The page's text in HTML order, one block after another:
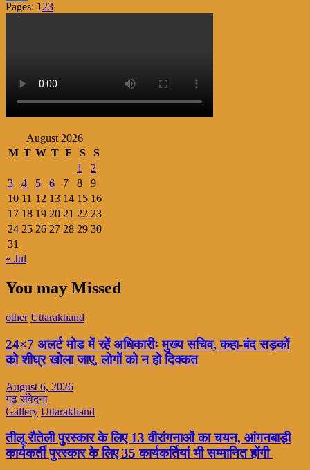
Share
Pages: 1 23
August 2026
M T W T F S
S
1
2
3
4 5 6 7 8
9
10 11 12 13 14 15 16
17 18 19 20 21 22 23
24 25 26 27 28 29 30
31
« Jul
You may Missed
other Uttarakhand
24×7 अलर्ट मोड में रहें अधिकारीः मुख्य सचिव, कहा-बंद सड़कों
को शीघ्र खोला जाए, लोगों को न हो दिक्कत
August 6, 2026
गढ़ संवेदना
Gallery Uttarakhand
तीलू रौतेली पुरस्कार के लिए 13 वीरांगनाओं का चयन, आंगनबाड़ी
कार्यकर्ती पुरस्कार के लिए 35 कार्यकर्तियां भी सम्मानित होंगी